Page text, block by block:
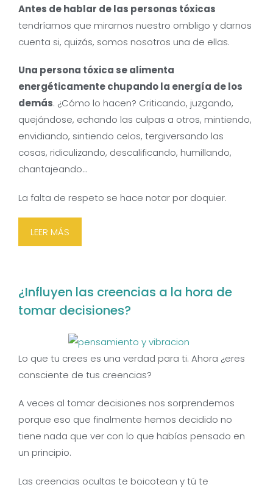
Antes de hablar de las personas tóxicas
tendríamos que mirarnos nuestro ombligo y darnos
cuenta si, quizás, somos nosotros una de ellas.
Una persona tóxica se alimenta
energéticamente chupando la energía de los
demás. ¿Cómo lo hacen? Criticando, juzgando,
quejándose, echando las culpas a otros, mintiendo,
envidiando, sintiendo celos, tergiversando las
cosas, ridiculizando, descalificando, humillando,
chantajeando…
La falta de respeto se hace notar por doquier.
LEER MÁS
¿Influyen las creencias a la hora de
tomar decisiones?
Lo que tu crees es una verdad para ti. Ahora ¿eres
consciente de tus creencias?
A veces al tomar decisiones nos sorprendemos
porque eso que finalmente hemos decidido no
tiene nada que ver con lo que habías pensado en
un principio.
Las creencias ocultas te boicotean y tú te